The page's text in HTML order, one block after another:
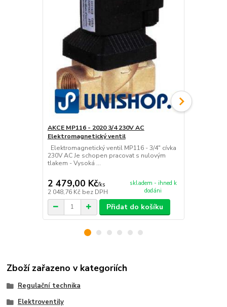
AKCE MP116 - 2020 3/4 230V AC
Elektromagnetický ventil
Elektromagnetický ventil MP116 - 3/4" cívka
230V AC Je schopen pracovat s nulovým
tlakem - Vysoká ...
2 479,00 Kč/ks
2 048,76 Kč bez DPH
skladem - ihned k
dodáni
Přidat do košíku
Zboží zařazeno v kategoriích
Regulační technika
Elektroventily